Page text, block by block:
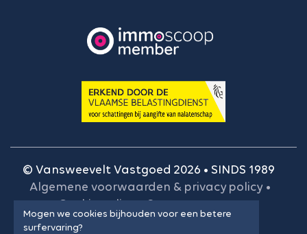
© Vansweevelt Vastgoed 2026 • SINDS 1989
Algemene voorwaarden & privacy policy •
Cookie policy • Onze gegevens •
BIV-plichtenleer • Cookie instellingen
Mogen we cookies bijhouden voor een betere
surfervaring?